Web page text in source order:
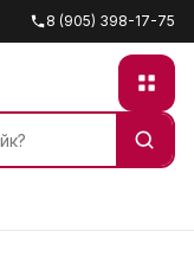
8 (905) 398-17-75